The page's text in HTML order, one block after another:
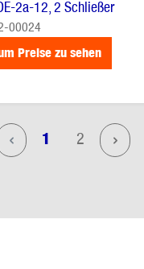
2a-12, 2 Schließer
00024
Preise zu sehen
Seite
1 Seite
2